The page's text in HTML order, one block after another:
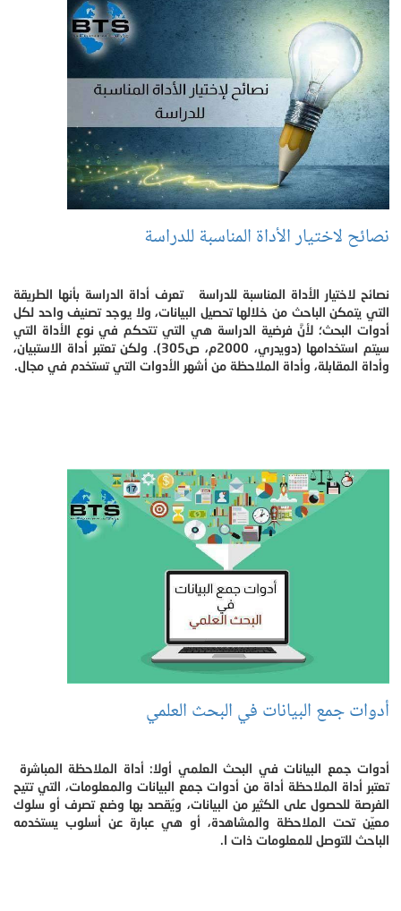
نصائح لاختيار الأداة المناسبة للدراسة
نصائح لاختيار الأداة المناسبة للدراسة تعرف أداة الدراسة بأنها الطريقة
التي يتمكن الباحث من خلالها تحصيل البيانات، ولا يوجد تصنيف واحد لكل
أدوات البحث؛ لأنَّ فرضية الدراسة هي التي تتحكم في نوع الأداة التي
سيتم استخدامها (دويدري، 2000م، ص305). ولكن تعتبر أداة الاستبيان،
وأداة المقابلة، وأداة الملاحظة من أشهر الأدوات التي تستخدم في مجال.
أدوات جمع البيانات في البحث العلمي
أدوات جمع البيانات في البحث العلمي أولا: أداة الملاحظة المباشرة
تعتبر أداة الملاحظة أداة من أدوات جمع البيانات والمعلومات، التي تتيح
الفرصة للحصول على الكثير من البيانات، ويُقصد بها وضع تصرف أو سلوك
معيّن تحت الملاحظة والمشاهدة، أو هي عبارة عن أسلوب يستخدمه
الباحث للتوصل للمعلومات ذات ا.